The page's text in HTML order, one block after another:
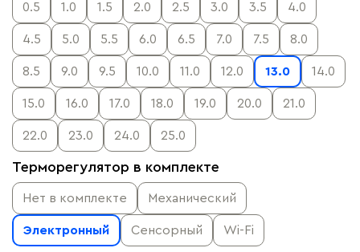
0.5 1.0 1.5 2.0 2.5 3.0 3.5 4.0
4.5 5.0 5.5 6.0 6.5 7.0 7.5 8.0
8.5 9.0 9.5 10.0 11.0 12.0 13.0 14.0
15.0 16.0 17.0 18.0 19.0 20.0 21.0
22.0 23.0 24.0 25.0
Терморегулятор в комплекте
Нет в комплекте Механический
Электронный Сенсорный Wi-Fi